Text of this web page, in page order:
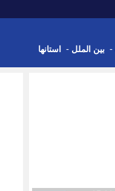
- بین الملل - استانها